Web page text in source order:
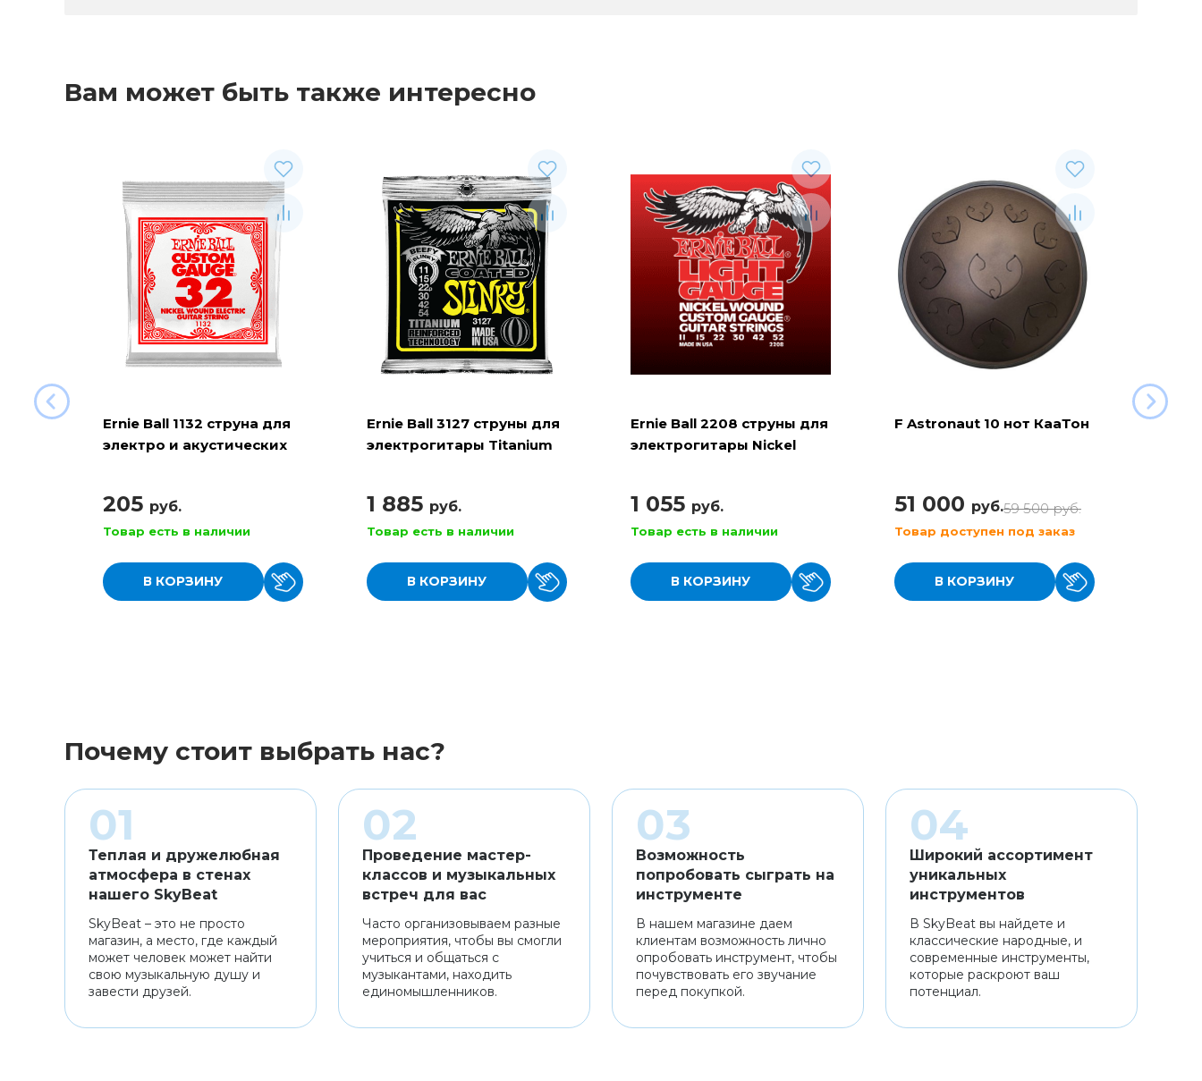
Вам может быть также интересно
Ernie Ball 1132 струна для
электро и акустических
205 руб.
Товар есть в наличии
В КОРЗИНУ
Ernie Ball 3127 струны для
электрогитары Titanium
1 885 руб.
Товар есть в наличии
В КОРЗИНУ
Ernie Ball 2208 струны для
электрогитары Nickel
1 055 руб.
Товар есть в наличии
В КОРЗИНУ
F Astronaut 10 нот КааТон
51 000 руб.59 500руб.
Товар доступен под заказ
В КОРЗИНУ
C
Почему стоит выбрать нас?
Теплая и дружелюбная
атмосфера в стенах
нашего SkyBeat
SkyBeat – это не просто
магазин, а место, где каждый
может человек может найти
свою музыкальную душу и
завести друзей.
Проведение мастер-
классов и музыкальных
встреч для вас
Часто организовываем разные
мероприятия, чтобы вы смогли
учиться и общаться с
музыкантами, находить
единомышленников.
Возможность
попробовать сыграть на
инструменте
В нашем магазине даем
клиентам возможность лично
опробовать инструмент, чтобы
почувствовать его звучание
перед покупкой.
Широкий ассортимент
уникальных
инструментов
В SkyBeat вы найдете и
классические народные, и
современные инструменты,
которые раскроют ваш
потенциал.